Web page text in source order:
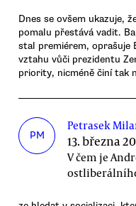
Dnes se ovšem ukazuje,
pomalu přestává vadit.
stal premiérem, oprašuje
vztahu vůči prezidentu
priority, nicméně činí tak
PM
Petrasek
13. března
V čem je